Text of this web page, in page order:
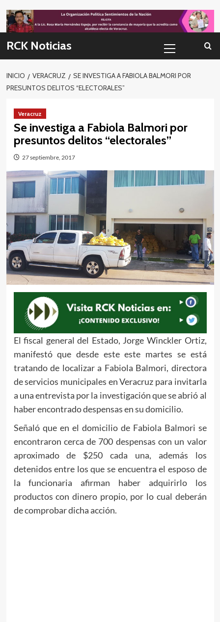
to
content
RCK Noticias
primario
INICIO VERACRUZ
SE INVESTIGA A FABIOLA BALMORI POR
PRESUNTOS DELITOS “ELECTORALES”
Veracruz
Se investiga a Fabiola Balmori por
presuntos delitos “electorales”
27 septiembre, 2017
El fiscal general del Estado, Jorge Winckler Ortiz,
manifestó que desde este este martes se está
tratando de localizar a Fabiola Balmori, directora
de servicios municipales en Veracruz para invitarla
a una entrevista por la investigación que se abrió al
haber encontrado despensas en su domicilio.
Señaló que en el domicilio de Fabiola Balmori se
encontraron cerca de 700 despensas con un valor
aproximado de $250 cada una, además los
detenidos entre los que se encuentra el esposo de
la funcionaria afirman haber adquirirlo los
productos con dinero propio, por lo cual deberán
de comprobar dicha acción.